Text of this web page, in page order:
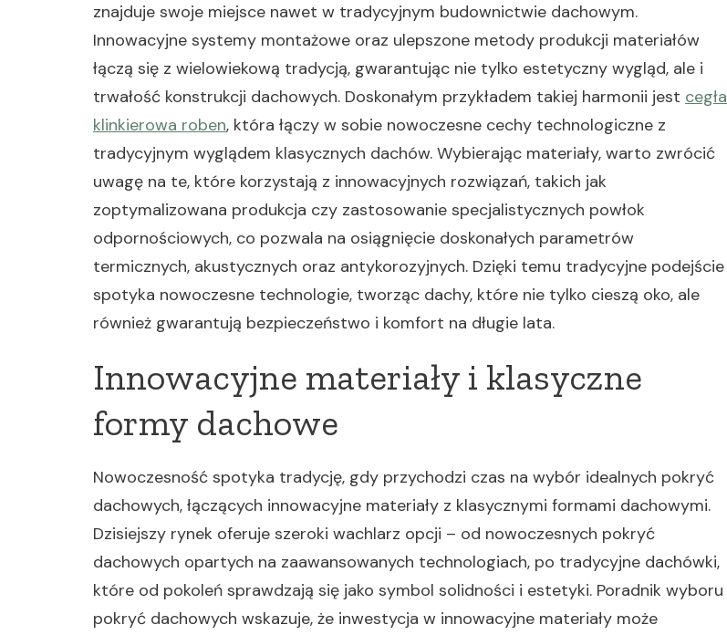
znajduje swoje miejsce nawet w tradycyjnym budownictwie dachowym.
Innowacyjne systemy montażowe oraz ulepszone metody produkcji materiałów
łączą się z wielowiekową tradycją, gwarantując nie tylko estetyczny wygląd, ale i
trwałość konstrukcji dachowych. Doskonałym przykładem takiej harmonii jest cegła
klinkierowa roben, która łączy w sobie nowoczesne cechy technologiczne z
tradycyjnym wyglądem klasycznych dachów. Wybierając materiały, warto zwrócić
uwagę na te, które korzystają z innowacyjnych rozwiązań, takich jak
zoptymalizowana produkcja czy zastosowanie specjalistycznych powłok
odpornościowych, co pozwala na osiągnięcie doskonałych parametrów
termicznych, akustycznych oraz antykorozyjnych. Dzięki temu tradycyjne podejście
spotyka nowoczesne technologie, tworząc dachy, które nie tylko cieszą oko, ale
również gwarantują bezpieczeństwo i komfort na długie lata.
Innowacyjne materiały i klasyczne
formy dachowe
Nowoczesność spotyka tradycję, gdy przychodzi czas na wybór idealnych pokryć
dachowych, łączących innowacyjne materiały z klasycznymi formami dachowymi.
Dzisiejszy rynek oferuje szeroki wachlarz opcji – od nowoczesnych pokryć
dachowych opartych na zaawansowanych technologiach, po tradycyjne dachówki,
które od pokoleń sprawdzają się jako symbol solidności i estetyki. Poradnik wyboru
pokryć dachowych wskazuje, że inwestycja w innowacyjne materiały może